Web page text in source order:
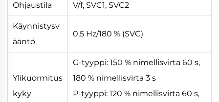
Ohjaustila V/f, SVC1, SVC2
Käynnistysv
ääntö
0,5 Hz/180 % (SVC)
Ylikuormitus
kyky
G-tyyppi: 150 % nimellisvirta 60 s,
180 % nimellisvirta 3 s
P-tyyppi: 120 % nimellisvirta 60 s,